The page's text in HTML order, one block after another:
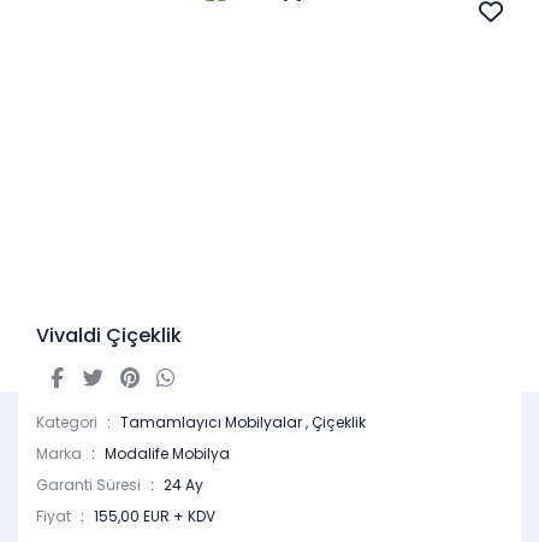
Vivaldi Çiçeklik
Kategori Tamamlayıcı Mobilyalar,Çiçeklik
Marka
Modalife Mobilya
Garanti Süresi
24 Ay
Fiyat
155,00 EUR + KDV